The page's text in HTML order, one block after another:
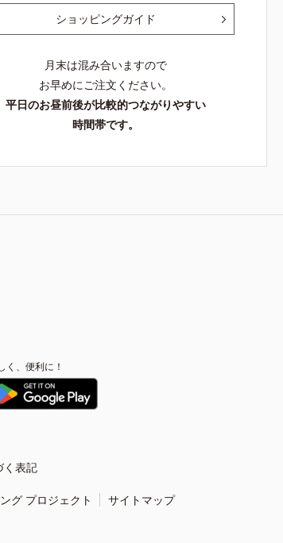
ショッピングガイド
月末は混み合いますので
お早めにご注文ください。
平日のお昼前後が比較的つながりやすい
時間帯です。
く、便利に！
く表記
グ プロジェクト サイトマップ